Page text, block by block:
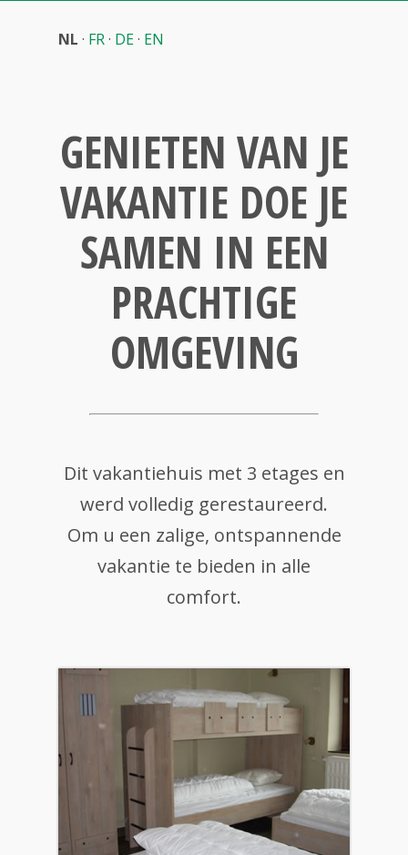
NL · FR· DE· EN
GENIETEN VAN JE
VAKANTIE DOE JE
SAMEN IN EEN
PRACHTIGE
OMGEVING
Dit vakantiehuis met 3 etages en
werd volledig gerestaureerd.
Om u een zalige, ontspannende
vakantie te bieden in alle
comfort.